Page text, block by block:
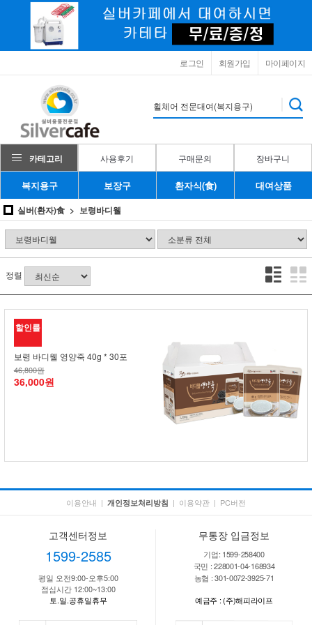
마이페이지
회원가입
로그인
카테고리 사용후기 구매문의 장바구니
복지용구 보장구 환자식(食) 대여상품
실버(환자)食 보령바디웰
정렬
할인률
보령 바디웰 영양죽 40g * 30포
46,800원
36,000원
이용안내 | 개인정보처리방침 | 이용약관 | PC버전
고객센터정보
1599-2585
평일 오전9:00-오후5:00
점심시간 12:00~13:00
토.일.공휴일휴무
무통장 입금정보
기업: 1599-258400
국민 : 228001-04-168934
농협 : 301-0072-3925-71
예금주 : (주)해피라이프